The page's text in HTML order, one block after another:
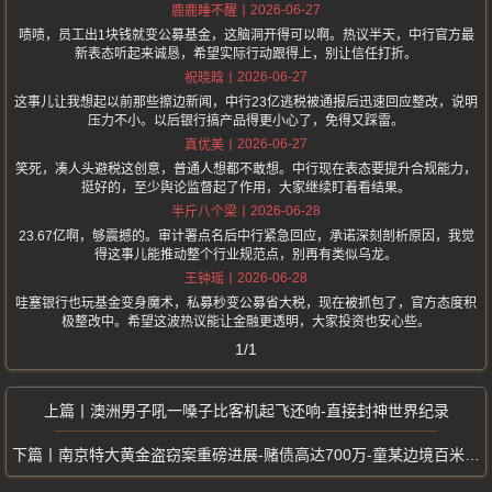
鹿鹿睡不醒
2026-06-27
啧啧，员工出1块钱就变公募基金，这脑洞开得可以啊。热议半天，中行官方最
新表态听起来诚恳，希望实际行动跟得上，别让信任打折。
祝晓晗
2026-06-27
这事儿让我想起以前那些擦边新闻，中行23亿逃税被通报后迅速回应整改，说明
压力不小。以后银行搞产品得更小心了，免得又踩雷。
真优美
2026-06-27
笑死，凑人头避税这创意，普通人想都不敢想。中行现在表态要提升合规能力，
挺好的，至少舆论监督起了作用，大家继续盯着看结果。
半斤八个梁
2026-06-28
23.67亿啊，够震撼的。审计署点名后中行紧急回应，承诺深刻剖析原因，我觉
得这事儿能推动整个行业规范点，别再有类似乌龙。
王钟瑶
2026-06-28
哇塞银行也玩基金变身魔术，私募秒变公募省大税，现在被抓包了，官方态度积
极整改中。希望这波热议能让金融更透明，大家投资也安心些。
1/1
澳洲男子吼一嗓子比客机起飞还响-直接封神世界纪录
南京特大黄金盗窃案重磅进展-赌债高达700万-童某边境百米处被抓